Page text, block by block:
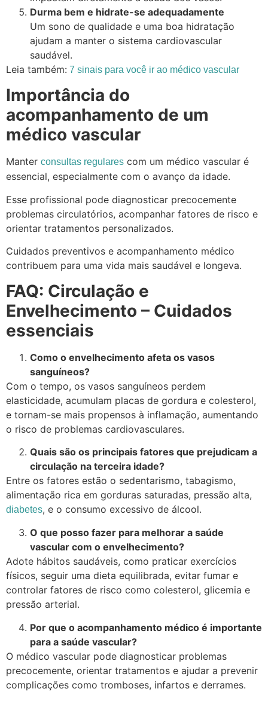
Durma bem e hidrate-se adequadamente
Um sono de qualidade e uma boa hidratação
ajudam a manter o sistema cardiovascular
saudável.
Leia também: 7 sinais para você ir ao médico vascular
Importância do
acompanhamento de um
médico vascular
Manter consultas regulares com um médico vascular é
essencial, especialmente com o avanço da idade.
Esse profissional pode diagnosticar precocemente
problemas circulatórios, acompanhar fatores de risco e
orientar tratamentos personalizados.
Cuidados preventivos e acompanhamento médico
contribuem para uma vida mais saudável e longeva.
FAQ: Circulação e
Envelhecimento – Cuidados
essenciais
Como o envelhecimento afeta os vasos
sanguíneos?
Com o tempo, os vasos sanguíneos perdem
elasticidade, acumulam placas de gordura e colesterol,
e tornam-se mais propensos à inflamação, aumentando
o risco de problemas cardiovasculares.
Quais são os principais fatores que prejudicam a
circulação na terceira idade?
Entre os fatores estão o sedentarismo, tabagismo,
alimentação rica em gorduras saturadas, pressão alta,
diabetes, e o consumo excessivo de álcool.
O que posso fazer para melhorar a saúde
vascular com o envelhecimento?
Adote hábitos saudáveis, como praticar exercícios
físicos, seguir uma dieta equilibrada, evitar fumar e
controlar fatores de risco como colesterol, glicemia e
pressão arterial.
Por que o acompanhamento médico é importante
para a saúde vascular?
O médico vascular pode diagnosticar problemas
precocemente, orientar tratamentos e ajudar a prevenir
complicações como tromboses, infartos e derrames.